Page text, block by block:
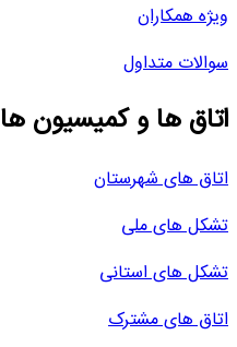
ویژه همکاران
سوالات متداول
اتاق ها و کمیسیون ها
اتاق های شهرستان
تشکل های ملی
تشکل های استانی
اتاق های مشترک